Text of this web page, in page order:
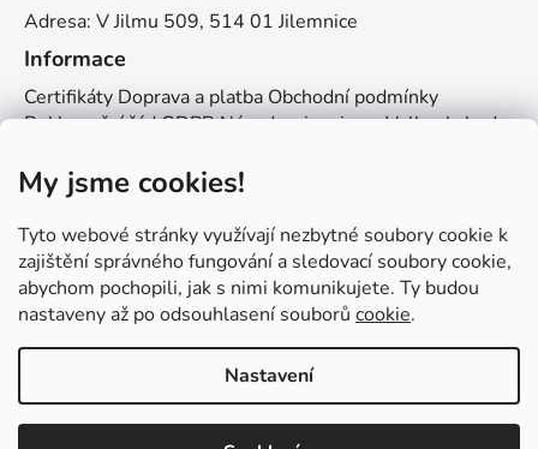
My jsme cookies!
Tyto webové stránky využívají nezbytné soubory cookie k
zajištění správného fungování a sledovací soubory cookie,
abychom pochopili, jak s nimi komunikujete. Ty budou
nastaveny až po odsouhlasení souborů cookie.
Nastavení
Adresa: V Jilmu 509, 514 01 Jilemnice
Informace
Certifikáty Doprava a platba Obchodní podmínky
Reklamační řádGDPRNávody a inspiraceVelkoobchod
Kontakt
info@zemetvoreni.cz Míša:605 077 705
Adél:775 683 521
Zemětvoření
Vytvořil Shoptet